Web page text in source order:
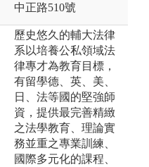
中正路510號
歷史悠久的輔大法律
系以培養公私領域法
律專才為教育目標，
有留學德、英、美、
日、法等國的堅強師
資，提供最完善精緻
之法學教育、理論實
務並重之專業訓練、
國際多元化的課程、